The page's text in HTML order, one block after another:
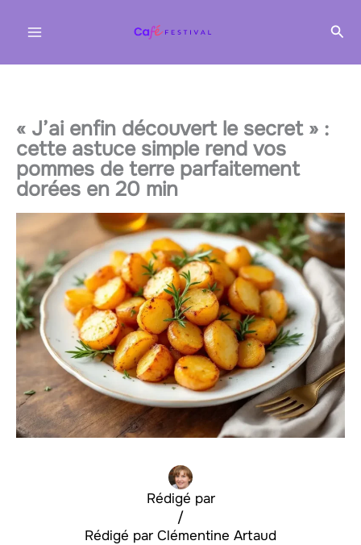
« J’ai enfin découvert le secret » :
cette astuce simple rend vos
pommes de terre parfaitement
dorées en 20 min
Rédigé par
Clémentine Artaud
/